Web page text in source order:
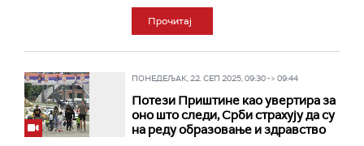
Прочитај
ПОНЕДЕЉАК, 22. СЕП 2025, 09:30 -> 09:44
Потези Приштине као увертира за
оно што следи, Срби страхују да су
на реду образовање и здравство